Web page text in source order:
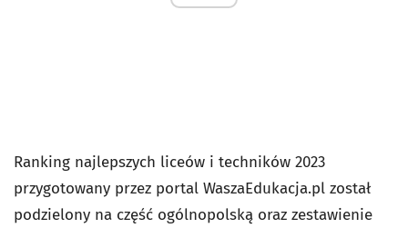
Ranking najlepszych liceów i techników 2023
przygotowany przez portal WaszaEdukacja.pl został
podzielony na część ogólnopolską oraz zestawienie